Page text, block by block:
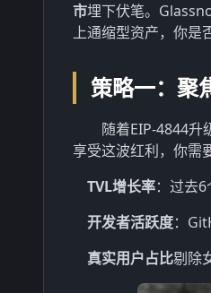
市埋下伏笔。
上通缩型资产，你是
策略一：聚
随着EIP-4844升
享受这波红利，你需
TVL增长率：过去
开发者活跃度：
真实用户占比剔除